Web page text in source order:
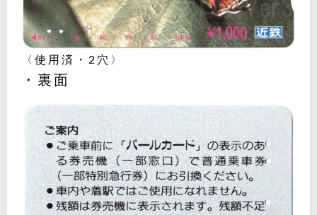
〈使用済・2穴〉
・裏面